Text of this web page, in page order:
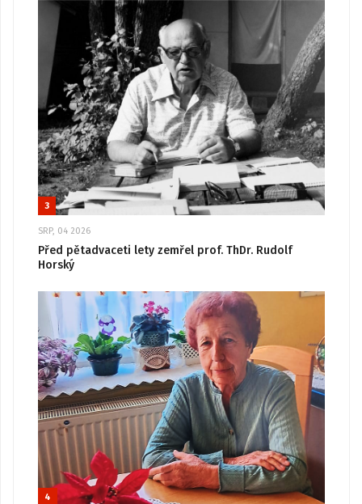
3
SRP, 04 2026
Před pětadvaceti lety zemřel prof. ThDr. Rudolf
Horský
4